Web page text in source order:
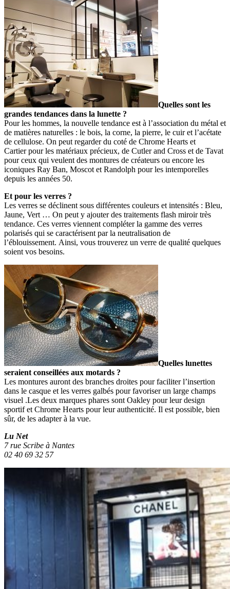
Quelles sont les
grandes tendances dans la lunette ?
Pour les hommes, la nouvelle tendance est à l’association du métal et
de matières naturelles : le bois, la corne, la pierre, le cuir et l’acétate
de cellulose. On peut regarder du coté de Chrome Hearts et
Cartier pour les matériaux précieux, de Cutler and Cross et de Tavat
pour ceux qui veulent des montures de créateurs ou encore les
iconiques Ray Ban, Moscot et Randolph pour les intemporelles
depuis les années 50.
Et pour les verres ?
Les verres se déclinent sous différentes couleurs et intensités : Bleu,
Jaune, Vert … On peut y ajouter des traitements flash miroir très
tendance. Ces verres viennent compléter la gamme des verres
polarisés qui se caractérisent par la neutralisation de
l’éblouissement. Ainsi, vous trouverez un verre de qualité quelques
soient vos besoins.
Quelles lunettes
seraient conseillées aux motards ?
Les montures auront des branches droites pour faciliter l’insertion
dans le casque et les verres galbés pour favoriser un large champs
visuel .Les deux marques phares sont Oakley pour leur design
sportif et Chrome Hearts pour leur authenticité. Il est possible, bien
sûr, de les adapter à la vue.
Lu Net
7 rue Scribe à Nantes
02 40 69 32 57